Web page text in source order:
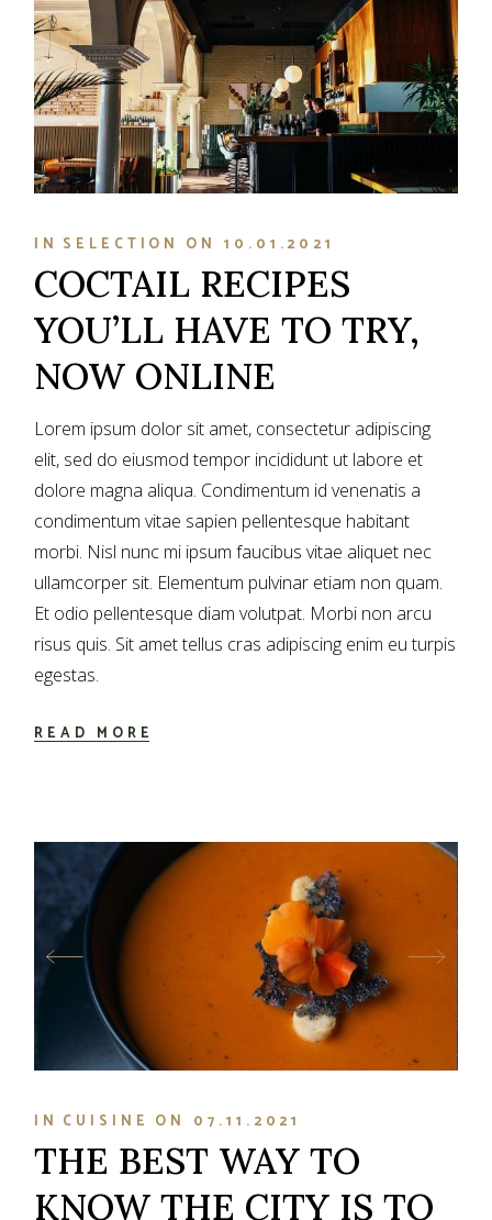
IN SELECTION ON 10.01.2021
COCTAIL RECIPES
YOU’LL HAVE TO TRY,
NOW ONLINE
Lorem ipsum dolor sit amet, consectetur adipiscing
elit, sed do eiusmod tempor incididunt ut labore et
dolore magna aliqua. Condimentum id venenatis a
condimentum vitae sapien pellentesque habitant
morbi. Nisl nunc mi ipsum faucibus vitae aliquet nec
ullamcorper sit. Elementum pulvinar etiam non quam.
Et odio pellentesque diam volutpat. Morbi non arcu
risus quis. Sit amet tellus cras adipiscing enim eu turpis
egestas.
READ MORE
IN CUISINE ON 07.11.2021
THE BEST WAY TO
KNOW THE CITY IS TO